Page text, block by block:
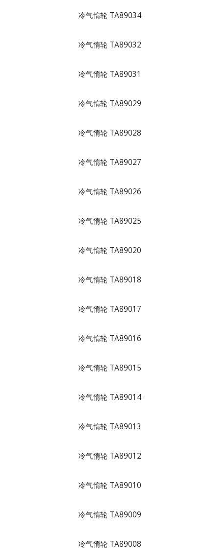
冷气惰轮 TA89034
冷气惰轮 TA89032
冷气惰轮 TA89031
冷气惰轮 TA89029
冷气惰轮 TA89028
冷气惰轮 TA89027
冷气惰轮 TA89026
冷气惰轮 TA89025
冷气惰轮 TA89020
冷气惰轮 TA89018
冷气惰轮 TA89017
冷气惰轮 TA89016
冷气惰轮 TA89015
冷气惰轮 TA89014
冷气惰轮 TA89013
冷气惰轮 TA89012
冷气惰轮 TA89010
冷气惰轮 TA89009
冷气惰轮 TA89008